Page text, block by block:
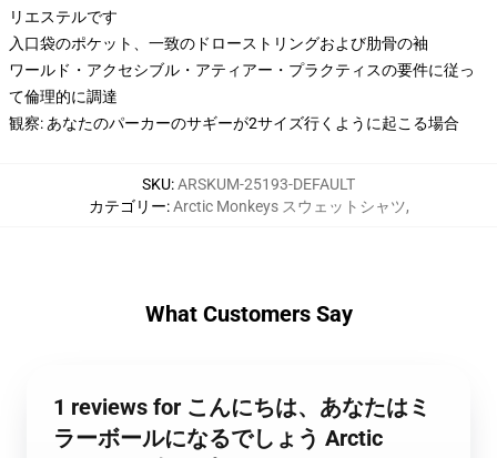
リエステルです
入口袋のポケット、一致のドローストリングおよび肋骨の袖
ワールド・アクセシブル・アティアー・プラクティスの要件に従っ
て倫理的に調達
観察: あなたのパーカーのサギーが2サイズ行くように起こる場合
SKU:ARSKUM-25193-DEFAULT
カテゴリー:Arctic Monkeys スウェットシャツ,
What Customers Say
1 reviews for こんにちは、あなたはミ
ラーボールになるでしょう Arctic